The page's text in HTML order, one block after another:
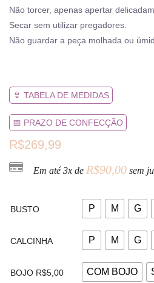
Não torcer, apenas apertar
Secar sem utilizar pregadores.
Não guardar a peça molhada ou
👙 TABELA DE MEDIDAS
📅 PRAZO DE CONFECÇÃO
R$269,99
Em até 3x de R$90,00 sem
BUSTO P M G
CALCINHA P M G
BOJO R$5,00 COM BOJO